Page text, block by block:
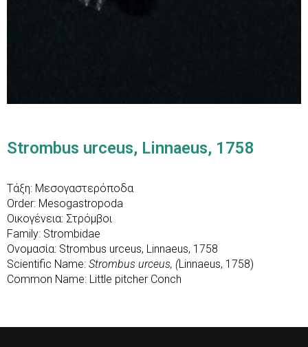
Strombus urceus, Linnaeus, 1758
Τάξη: Μεσογαστερόποδα
Order: Mesogastropoda
Οικογένεια: Στρόμβοι
Family: Strombidae
Ονομασία: Strombus urceus, Linnaeus, 1758
Scientific Name: Strombus urceus, (Linnaeus, 1758)
Common Name: Little pitcher Conch